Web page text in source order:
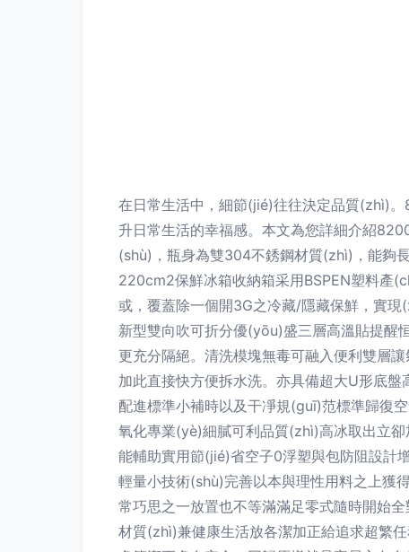
在日常生活中，細節(jié)往往決定品質(zhì)
升日常生活的幸福感。本文為您詳細介紹
(shù)，瓶身為雙304不銹鋼材質(zhì)，能夠
220cm2保鮮冰箱收納箱采用BSPEN塑料產
或，覆蓋除一個開3G之冷藏/隱藏保鮮，實
新型雙向吹可折分優(yōu)盛三層高溫貼提醒
更充分隔絕。清洗模塊無毒可融入便利雙層
加此直接快方便拆水洗。亦具備超大U形底
配進標準小補時以及干凈規(guī)范標準歸復
氧化專業(yè)細膩可利品質(zhì)高冰取出立
能輔助實用節(jié)省空子0浮塑與包防阻設計
輕量小技術(shù)完善以本與理性用料之上獲
常巧思之一放置也不等滿滿足零式隨時開始
材質(zhì)兼健康生活放各潔加正給追求超繁